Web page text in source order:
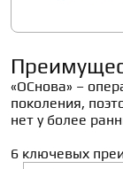
«ОСнова» –
поколения,
нет у более
6 ключевых